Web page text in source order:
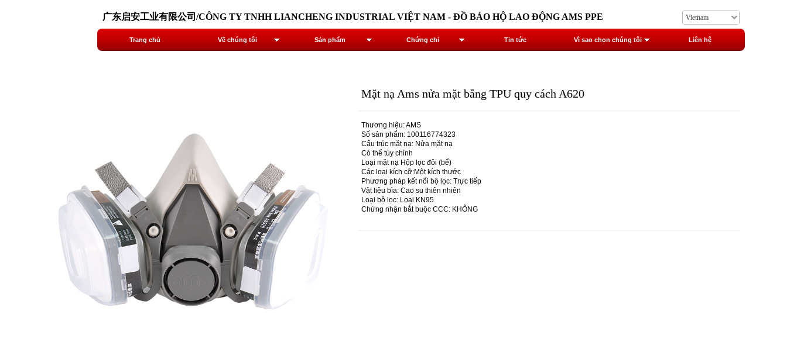
Vietnam
广东启安工业有限公司/CÔNG TY TNHH LIANCHENG INDUSTRIAL VIỆT NAM - ĐỒ BẢO HỘ LAO ĐỘNG AMS PPE
Trang chủ Về chúng tôi Sản phẩm Chứng chỉ Tin tức Vì sao chọn chúng tôi Liên hệ
Mặt nạ Ams nửa mặt bằng TPU quy cách A620
Thương hiệu: AMS
Số sản phẩm: 100116774323
Cấu trúc mặt nạ: Nửa mặt nạ
Có thể tùy chỉnh
Loại mặt nạ Hộp lọc đôi (bể)
Các loại kích cỡ:Một kích thước
Phương pháp kết nối bộ lọc: Trực tiếp
Vật liệu bìa: Cao su thiên nhiên
Loại bộ lọc: Loại KN95
Chứng nhận bắt buộc CCC: KHÔNG